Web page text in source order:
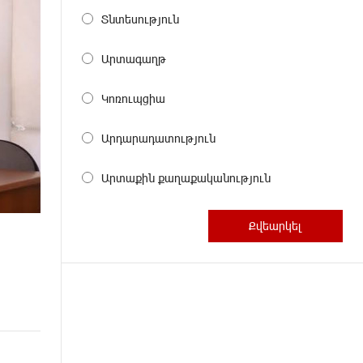
Տնտեսություն
Արտագաղթ
Կոռուպցիա
Արդարադատություն
Արտաքին քաղաքականություն